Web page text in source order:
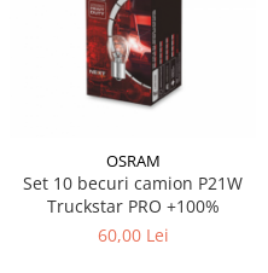
OSRAM
Set 10 becuri camion P21W
Truckstar PRO +100%
60,00 Lei